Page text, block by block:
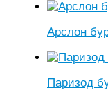
Арслон
Паризод